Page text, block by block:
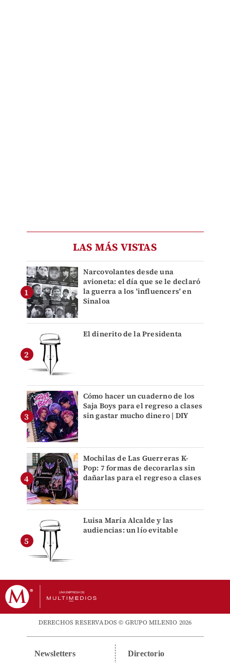
LAS MÁS VISTAS
Narcovolantes desde una
avioneta: el día que se le declaró
la guerra a los 'influencers' en
Sinaloa
El dinerito de la Presidenta
Cómo hacer un cuaderno de los
Saja Boys para el regreso a clases
sin gastar mucho dinero | DIY
Mochilas de Las Guerreras K-
Pop: 7 formas de decorarlas sin
dañarlas para el regreso a clases
Luisa María Alcalde y las
audiencias: un lío evitable
DERECHOS RESERVADOS © GRUPO MILENIO 2026
Newsletters Directorio